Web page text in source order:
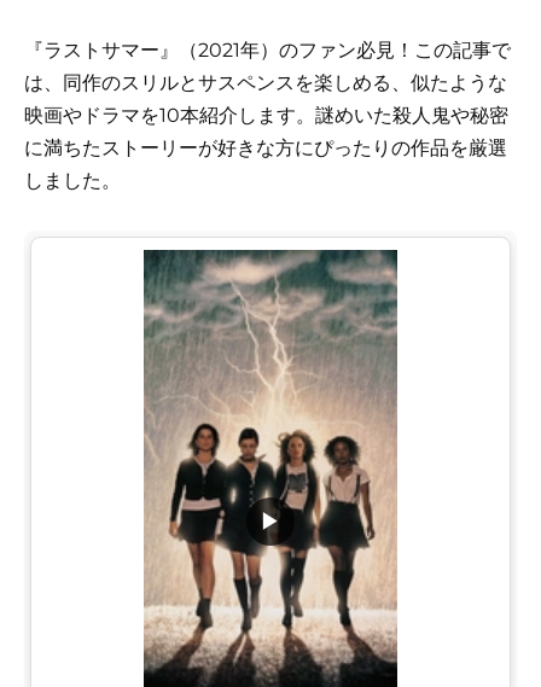
『ラストサマー』（2021年）のファン必見！この記事で
は、同作のスリルとサスペンスを楽しめる、似たような
映画やドラマを10本紹介します。謎めいた殺人鬼や秘密
に満ちたストーリーが好きな方にぴったりの作品を厳選
しました。
▶